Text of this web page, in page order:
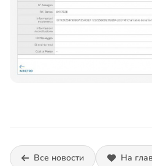
Все новости На